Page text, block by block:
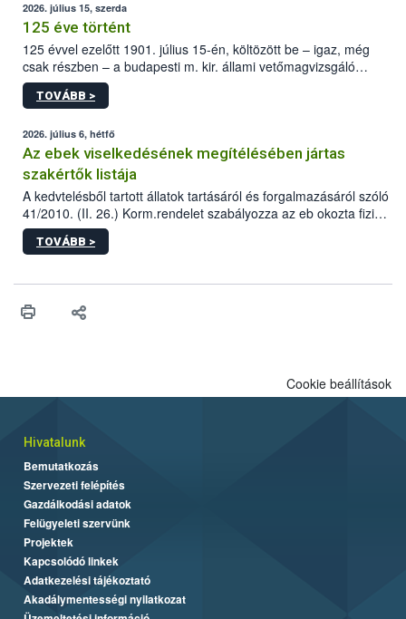
2026. július 15, szerda
125 éve történt
125 évvel ezelőtt 1901. július 15-én, költözött be – igaz, még
csak részben – a budapesti m. kir. állami vetőmagvizsgáló
állomás a Kis Rókus utca 15. szám alatti, Czigler Győző által
tervezett új épületébe.
TOVÁBB >
2026. július 6, hétfő
Az ebek viselkedésének megítélésében jártas
szakértők listája
A kedvtelésből tartott állatok tartásáról és forgalmazásáról szóló
41/2010. (II. 26.) Korm.rendelet szabályozza az eb okozta fizikai
sérülés, illetve ennek veszélye keletkezésekor felmerülő
hatósági feladatokat, valamint a veszélyes eb tartását és annak
vonni az ebek viselkedésének megítélésében jártas szakértőt.
TOVÁBB >
Cookie beállítások
Hivatalunk
Bemutatkozás
Szervezeti felépítés
Gazdálkodási adatok
Felügyeleti szervünk
Projektek
Kapcsolódó linkek
Adatkezelési tájékoztató
Akadálymentességi nyilatkozat